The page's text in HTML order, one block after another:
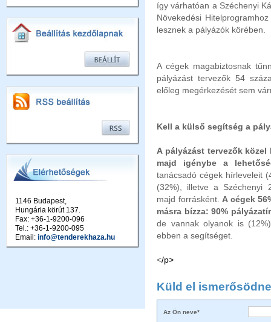
1146 Budapest,
Hungária körút 137.
Fax: +36-1-9200-096
Tel.: +36-1-9200-095
Email: info@tenderekhaza.hu
így várhatóan a Széchenyi
Növekedési
lesznek a pályázók körében.
A cégek magabiztosnak
pályázást tervezők 54
előleg megérkezését sem
Kell a külső segítség a
A pályázást tervezők
majd igénybe a
tanácsadó cégek hírleveleit
(32%), illetve a Széchenyi
majd forrásként. A cégek
másra bízza: 90%
de vannak olyanok is
ebben a segítséget.
</p>
Küld el
Az Ön neve*